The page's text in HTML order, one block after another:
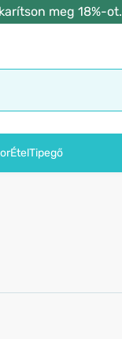
meg 18%-ot.
ÉtelTipegő